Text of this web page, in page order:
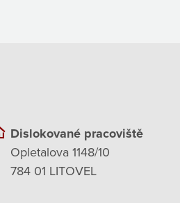
Dislokované pracoviště
Opletalova 1148/10
784 01 LITOVEL